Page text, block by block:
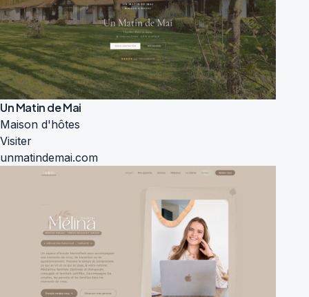
Un Matin de Mai
Maison d'hôtes
Visiter
unmatindemai.com